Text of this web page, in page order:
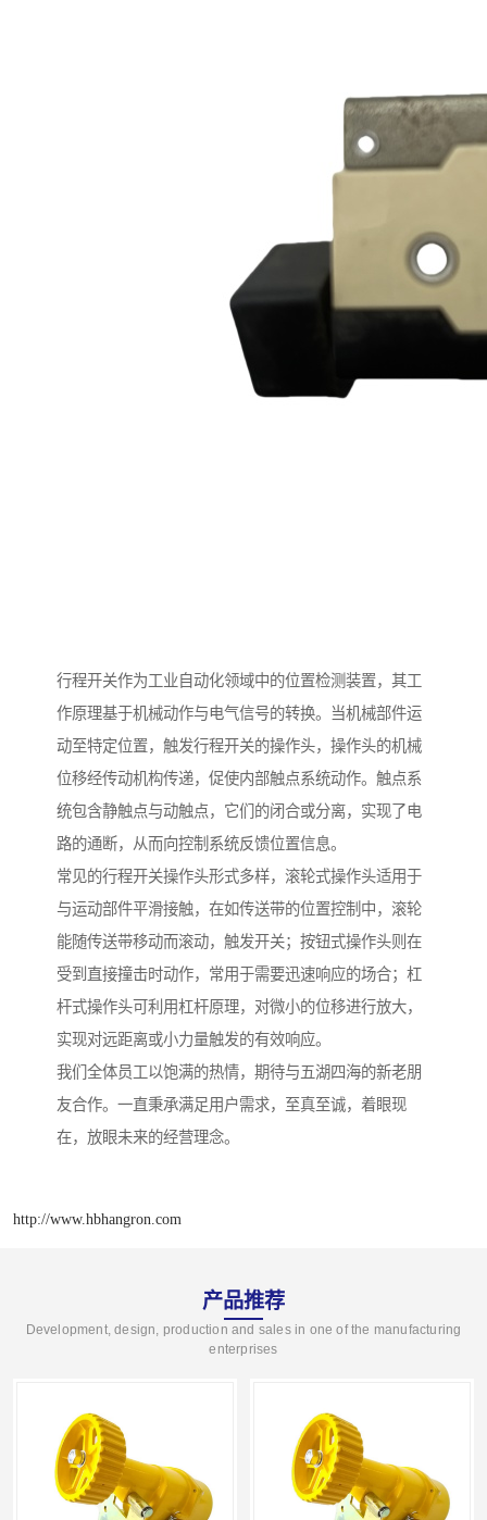
行程开关作为工业自动化领域中的位置检测装置，其工
作原理基于机械动作与电气信号的转换。当机械部件运
动至特定位置，触发行程开关的操作头，操作头的机械
位移经传动机构传递，促使内部触点系统动作。触点系
统包含静触点与动触点，它们的闭合或分离，实现了电
路的通断，从而向控制系统反馈位置信息。
常见的行程开关操作头形式多样，滚轮式操作头适用于
与运动部件平滑接触，在如传送带的位置控制中，滚轮
能随传送带移动而滚动，触发开关；按钮式操作头则在
受到直接撞击时动作，常用于需要迅速响应的场合；杠
杆式操作头可利用杠杆原理，对微小的位移进行放大，
实现对远距离或小力量触发的有效响应。
我们全体员工以饱满的热情，期待与五湖四海的新老朋
友合作。一直秉承满足用户需求，至真至诚，着眼现
在，放眼未来的经营理念。
http://www.hbhangron.com
产品推荐
Development, design, production and sales in one of the manufacturing
enterprises